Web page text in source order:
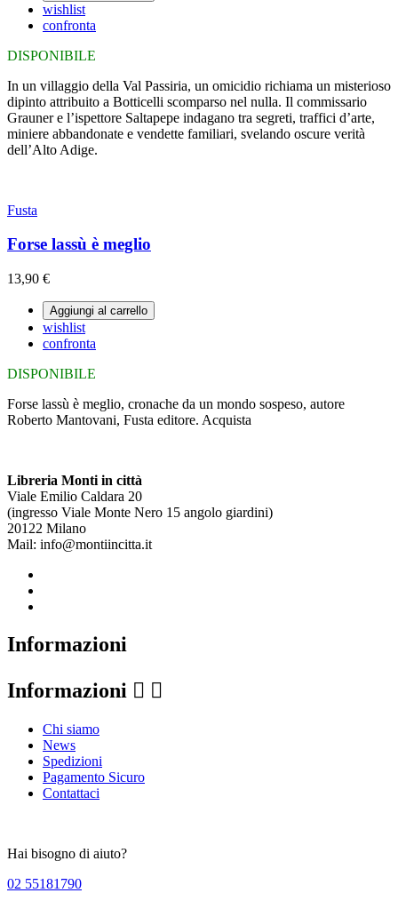
wishlist
confronta
DISPONIBILE
In un villaggio della Val Passiria, un omicidio richiama un misterioso
dipinto attribuito a Botticelli scomparso nel nulla. Il commissario
Grauner e l’ispettore Saltapepe indagano tra segreti, traffici d’arte,
miniere abbandonate e vendette familiari, svelando oscure verità
dell’Alto Adige.
Fusta
Forse lassù è meglio
13,90 €
Aggiungi al carrello
wishlist
confronta
DISPONIBILE
Forse lassù è meglio, cronache da un mondo sospeso, autore
Roberto Mantovani, Fusta editore. Acquista
Libreria Monti in città
Viale Emilio Caldara 20
(ingresso Viale Monte Nero 15 angolo giardini)
20122 Milano
Mail: info@montiincitta.it
Informazioni
Informazioni  
Chi siamo
News
Spedizioni
Pagamento Sicuro
Contattaci
Hai bisogno di aiuto?
02 55181790